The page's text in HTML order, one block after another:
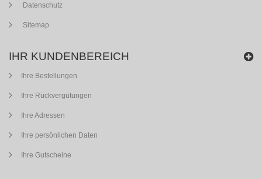
Datenschutz
Sitemap
IHR KUNDENBEREICH
Ihre Bestellungen
Ihre Rückvergütungen
Ihre Adressen
Ihre persönlichen Daten
Ihre Gutscheine